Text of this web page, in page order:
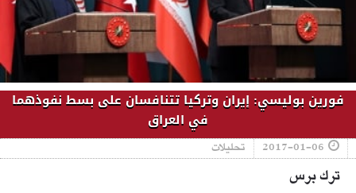
فورين بوليسي: إيران وتركيا تتنافسان على بسط نفوذهما
في العراق
2017-01-06 تحليلات
ترك برس